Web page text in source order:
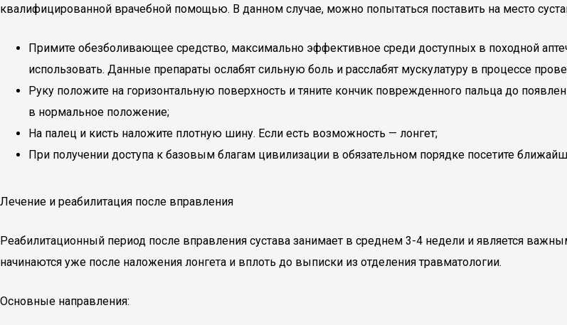
квалифицированной врачебной помощью. В данном случае, можно попытаться поставить на место
Примите обезболивающее средство, максимально эффективное среди доступных в походной
использовать. Данные препараты ослабят сильную боль и расслабят мускулатуру в процессе
Руку положите на горизонтальную поверхность и тяните кончик поврежденного пальца до
в нормальное положение;
На палец и кисть наложите плотную шину. Если есть возможность — лонгет;
При получении доступа к базовым благам цивилизации в обязательном порядке посетите
Лечение и реабилитация после вправления
Реабилитационный период после вправления сустава занимает в среднем 3-4 недели и является
начинаются уже после наложения лонгета и вплоть до выписки из отделения травматологии.
Основные направления: